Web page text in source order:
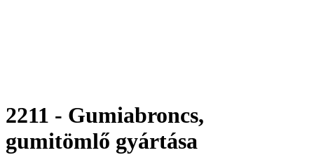
2211 - Gumiabroncs,
gumitömlő gyártása